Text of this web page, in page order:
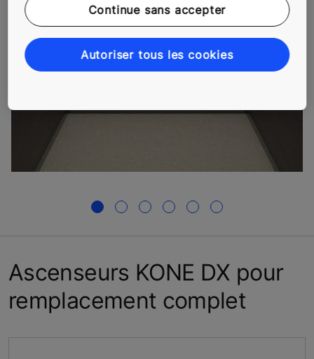
Ascenseurs KONE DX pour
remplacement complet
Continue sans accepter
Autoriser tous les cookies